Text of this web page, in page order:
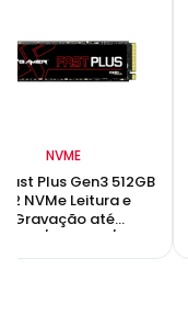
NVME
Fast Plus Gen3 512GB
NVMe Leitura e
Gravação até
3000/2000MB/s